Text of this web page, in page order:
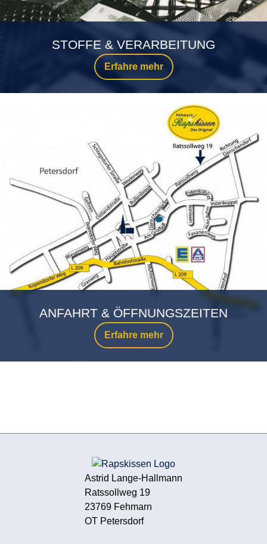
Erfahre mehr
STOFFE & VERARBEITUNG
Erfahre mehr
ANFAHRT & ÖFFNUNGSZEITEN
Astrid Lange-Hallmann
Ratssollweg 19
23769 Fehmarn
OT Petersdorf